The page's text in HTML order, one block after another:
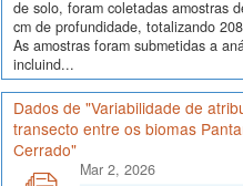
de solo, foram coletadas amostras
cm de profundidade, totalizando
As amostras foram submetidas a
incluind...
Dados de "Variabilidade de
transecto entre os biomas
Cerrado"
Mar 2, 2026